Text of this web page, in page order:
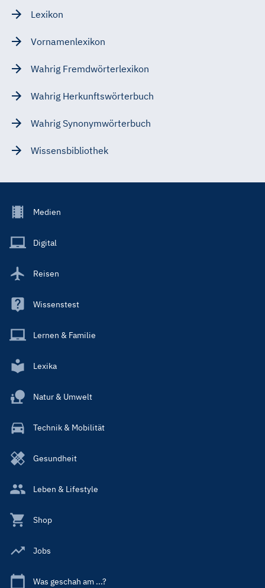
Lexikon
Vornamenlexikon
Wahrig Fremdwörterlexikon
Wahrig Herkunftswörterbuch
Wahrig Synonymwörterbuch
Wissensbibliothek
Footer
Main
Medien
Digital
Reisen
Wissenstest
Lernen & Familie
Lexika
Natur & Umwelt
Technik & Mobilität
Gesundheit
Leben & Lifestyle
Shop
Jobs
Was geschah am ...?